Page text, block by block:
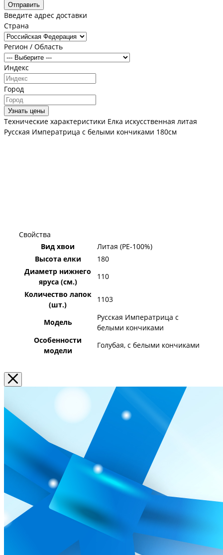
Отправить
Введите адрес доставки
Страна
Регион / Область
Индекс
Город
Узнать цены
Технические характеристики Елка искусственная литая
Русская Императрица с белыми кончиками 180см
Свойства
Вид хвои
Литая (PE-100%)
Высота елки
180
Диаметр нижнего
яруса (см.)
110
Количество лапок
(шт.)
1103
Модель
Русская Императрица с
белыми кончиками
Особенности
модели
Голубая, с белыми кончиками